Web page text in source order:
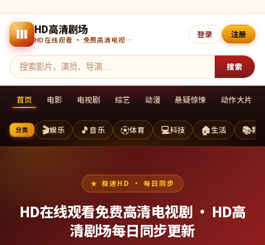
HD高清剧场
HD在线观看 · 免费高清电视剧 · 每日更新
搜索
登录 注册
首页 电影 电视剧 综艺 动漫 悬疑惊悚 动作大片
分类 🎬娱乐 🎵音乐 ⚽体育 💻科技 🏠生活 📚教
极速HD · 每日同步
HD在线观看免费高清电视剧 · HD高
清剧场每日同步更新